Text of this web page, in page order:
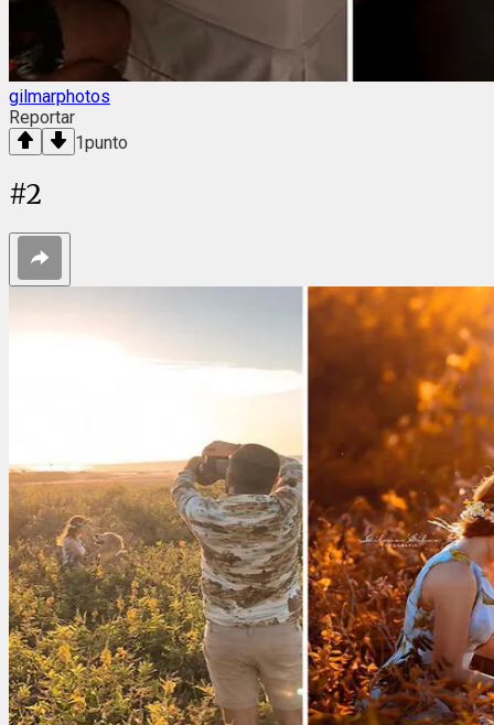
gilmarphotos
Reportar
1punto
#2